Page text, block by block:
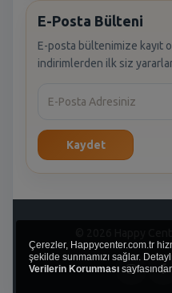
E-Posta Bülteni
E-posta bültenimize kayıt
indirimlerden ilk siz
Kaydet
© 2026 Happy
Çerezler, Happycenter.com.tr
şekilde sunmamızı sağlar.
Verilerin Korunması